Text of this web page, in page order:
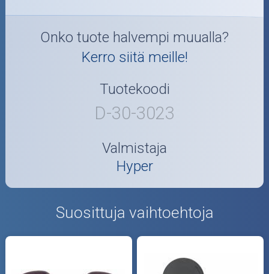
Onko tuote halvempi muualla?
Kerro siitä meille!
Tuotekoodi
D-30-3023
Valmistaja
Hyper
Suosittuja vaihtoehtoja